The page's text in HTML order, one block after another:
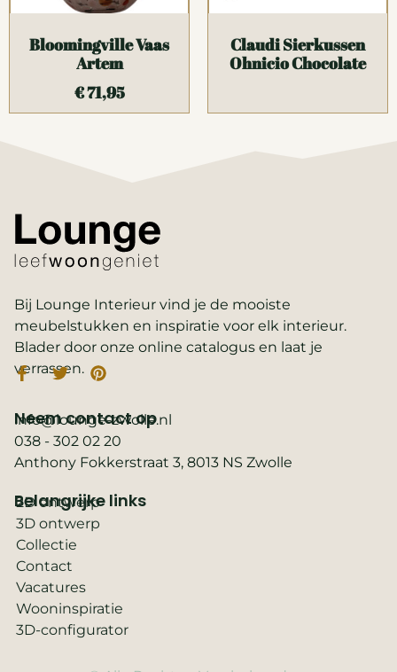
Bloomingville Vaas
Artem
€71,95
Claudi Sierkussen
Ohnicio Chocolate
Bij Lounge Interieur vind je de mooiste
meubelstukken en inspiratie voor elk interieur.
Blader door onze online catalogus en laat je
verrassen.
Belangrijke links
2D ontwerp
3D ontwerp
Collectie
Contact
Vacatures
Wooninspiratie
3D-configurator
Neem contact op
info@lounge-zwolle.nl
038 - 302 02 20
Anthony Fokkerstraat 3, 8013 NS Zwolle